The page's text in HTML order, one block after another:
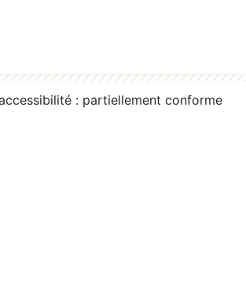
: partiellement conforme